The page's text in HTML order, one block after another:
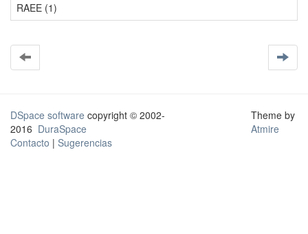
RAEE (1)
DSpace software copyright © 2002-
2016 DuraSpace
Contacto | Sugerencias
Theme by
Atmire